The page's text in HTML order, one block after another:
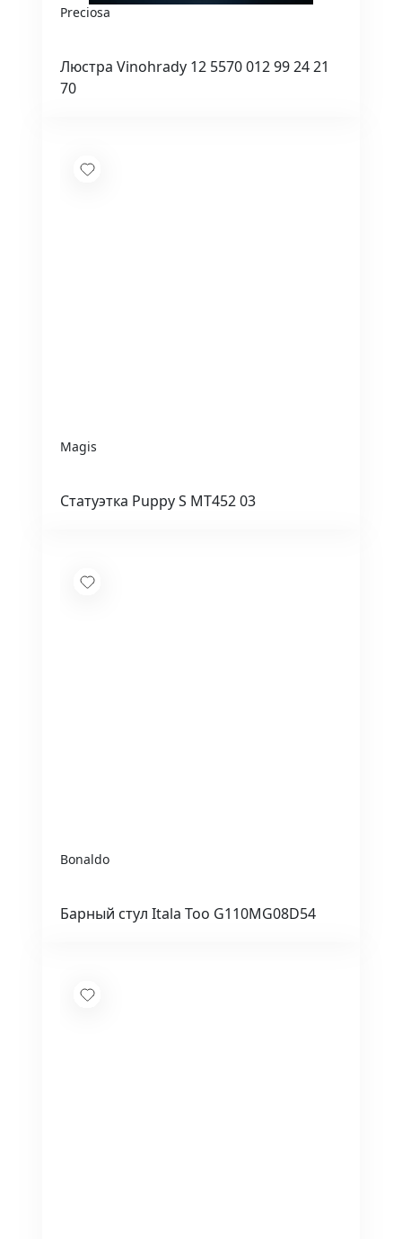
Preciosa
Люстра Vinohrady 12 5570 012 99 24 21
70
Magis
Статуэтка Puppy S MT452 03
Bonaldo
Барный стул Itala Too G110MG08D54